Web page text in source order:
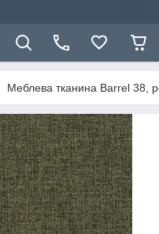
Меблева тканина Barrel 38,